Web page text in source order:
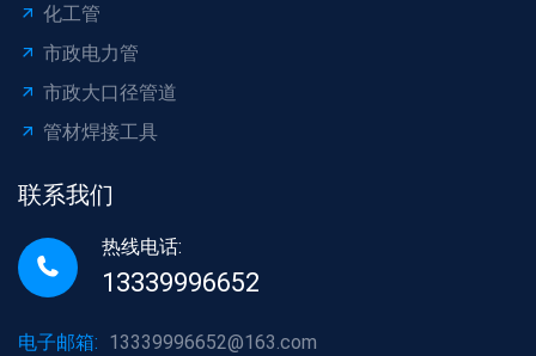
化工管
市政电力管
市政大口径管道
管材焊接工具
联系我们
热线电话:
13339996652
电子邮箱: 13339996652@163.com